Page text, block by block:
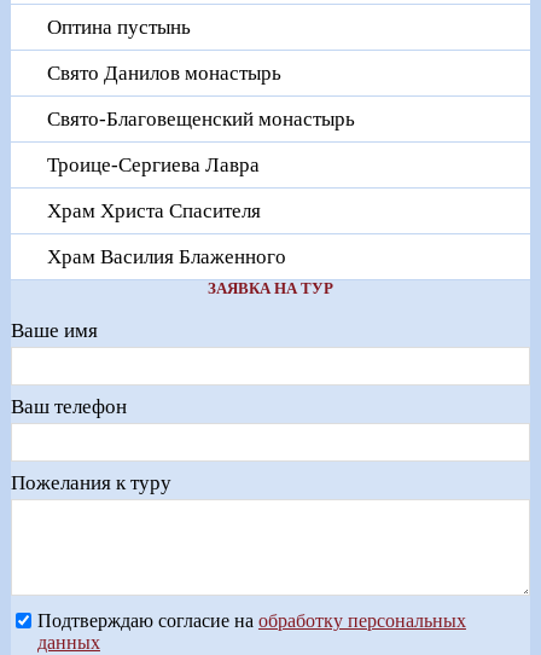
Оптина пустынь
Свято Данилов монастырь
Свято-Благовещенский монастырь
Троице-Сергиева Лавра
Храм Христа Спасителя
Храм Василия Блаженного
ЗАЯВКА НА ТУР
Ваше имя
Ваш телефон
Пожелания к туру
Подтверждаю согласие на обработку персональных
данных